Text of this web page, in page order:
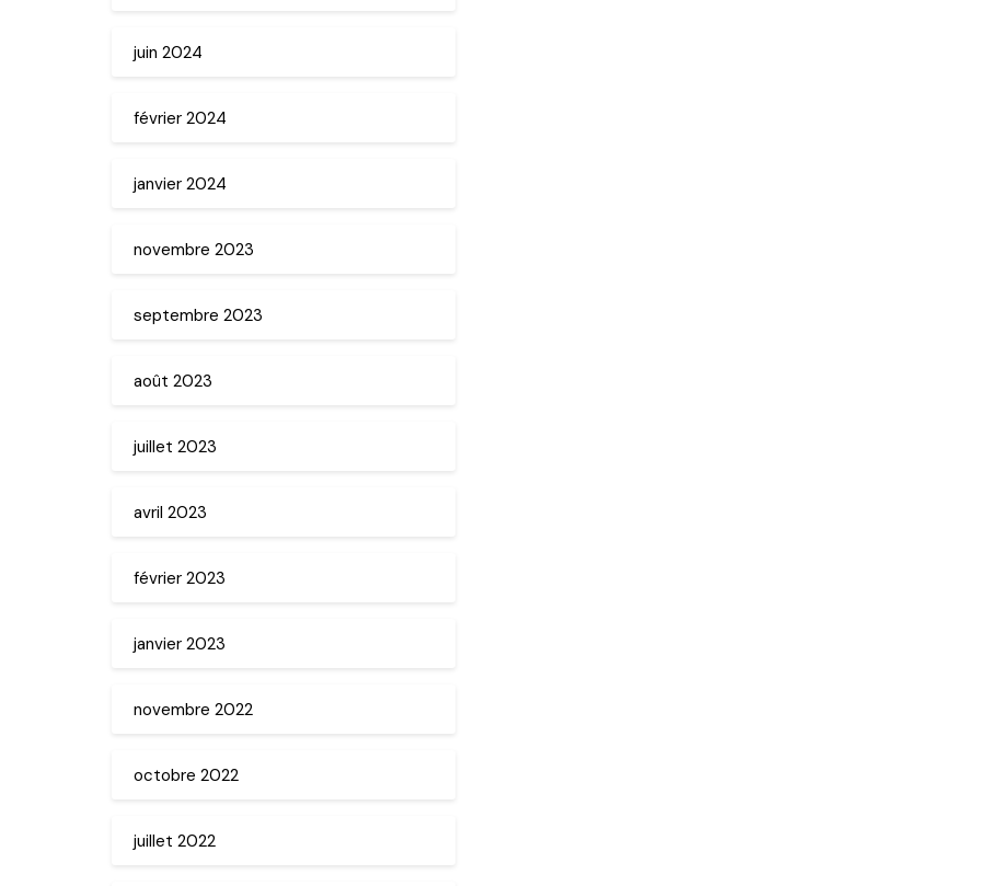
juin 2024
février 2024
janvier 2024
novembre 2023
septembre 2023
août 2023
juillet 2023
avril 2023
février 2023
janvier 2023
novembre 2022
octobre 2022
juillet 2022